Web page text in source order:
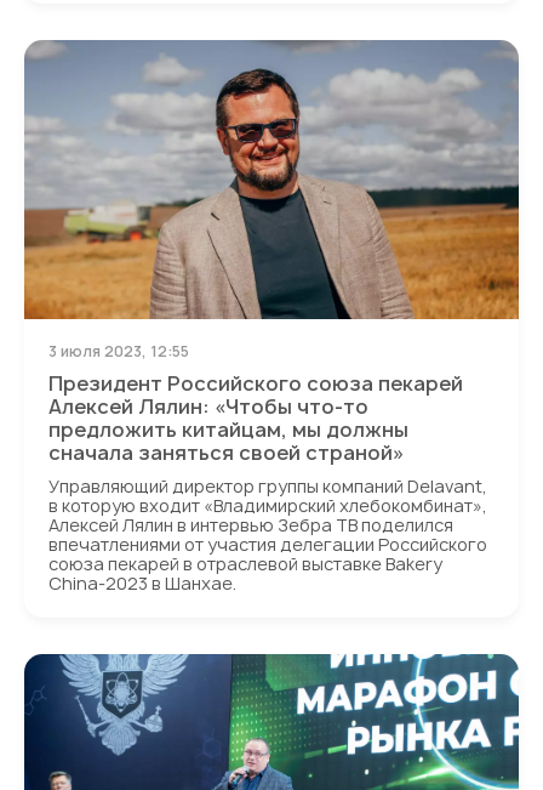
Президент Российского союза пекарей
Алексей Лялин: «Чтобы что-то
предложить китайцам, мы должны
сначала заняться своей страной»
3 июля 2023, 12:55
Управляющий директор группы компаний DeIavant,
в которую входит «Владимирский хлебокомбинат»,
Алексей Лялин в интервью Зебра ТВ поделился
впечатлениями от участия делегации Российского
союза пекарей в отраслевой выставке Bakery
China-2023 в Шанхае.